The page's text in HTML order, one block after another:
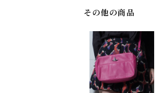
その他の商品